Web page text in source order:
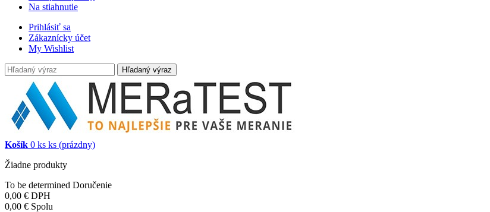
Na stiahnutie
Prihlásiť sa
Zákaznícky účet
My Wishlist
Hľadaný výraz
Košík 0 ks ks (prázdny)
Žiadne produkty
To be determined Doručenie
0,00 € DPH
0,00 € Spolu